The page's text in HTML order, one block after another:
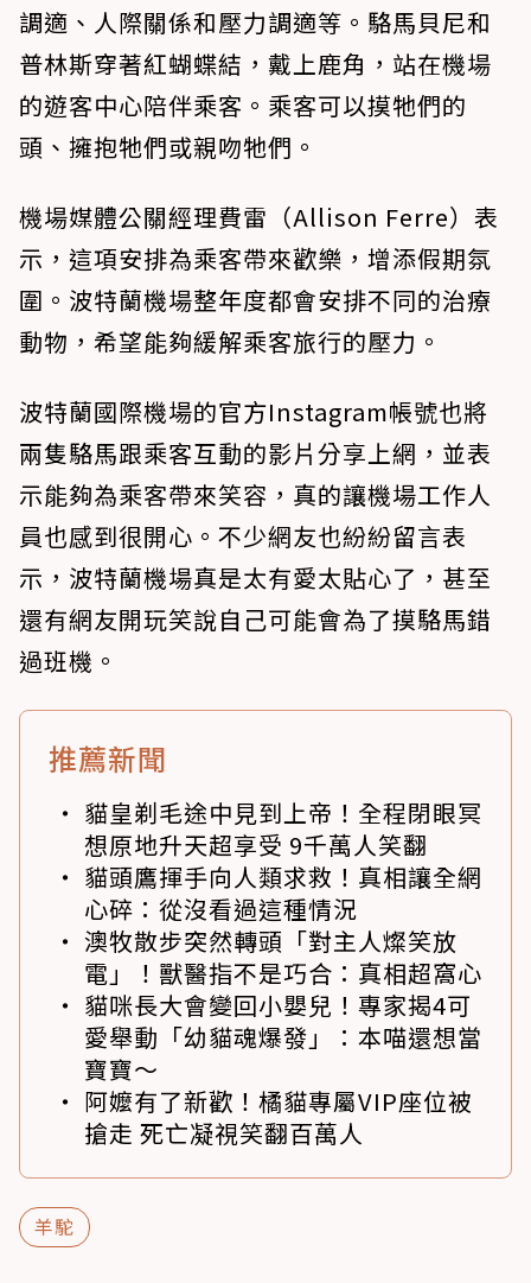
調適、人際關係和壓力調適等。駱馬貝尼和
普林斯穿著紅蝴蝶結，戴上鹿角，站在機場
的遊客中心陪伴乘客。乘客可以摸牠們的
頭、擁抱牠們或親吻牠們。
機場媒體公關經理費雷（Allison Ferre）表
示，這項安排為乘客帶來歡樂，增添假期氛
圍。波特蘭機場整年度都會安排不同的治療
動物，希望能夠緩解乘客旅行的壓力。
波特蘭國際機場的官方Instagram帳號也將
兩隻駱馬跟乘客互動的影片分享上網，並表
示能夠為乘客帶來笑容，真的讓機場工作人
員也感到很開心。不少網友也紛紛留言表
示，波特蘭機場真是太有愛太貼心了，甚至
還有網友開玩笑說自己可能會為了摸駱馬錯
過班機。
推薦新聞
貓皇剃毛途中見到上帝！全程閉眼冥
想原地升天超享受 9千萬人笑翻
貓頭鷹揮手向人類求救！真相讓全網
心碎：從沒看過這種情況
澳牧散步突然轉頭「對主人燦笑放
電」！獸醫指不是巧合：真相超窩心
貓咪長大會變回小嬰兒！專家揭4可
愛舉動「幼貓魂爆發」：本喵還想當
寶寶～
阿嬤有了新歡！橘貓專屬VIP座位被
搶走 死亡凝視笑翻百萬人
羊駝